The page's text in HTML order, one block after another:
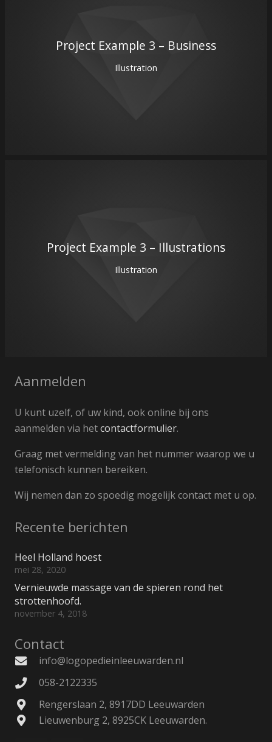
Project Example 3 – Business
Illustration
Project Example 3 – Illustrations
Illustration
Aanmelden
U kunt uzelf, of uw kind, ook online bij ons
aanmelden via hetcontactformulier.
Graag met vermelding van het nummer waarop we u
telefonisch kunnen bereiken.
Wij nemen dan zo spoedig mogelijk contact met u op.
Recente berichten
Heel Holland hoest
mei 28, 2020
Vernieuwde massage van de spieren rond het
strottenhoofd.
november 4, 2018
Contact
info@logopedieinleeuwarden.nl
058-2122335
Rengerslaan 2, 8917DD Leeuwarden
Lieuwenburg 2, 8925CK Leeuwarden.